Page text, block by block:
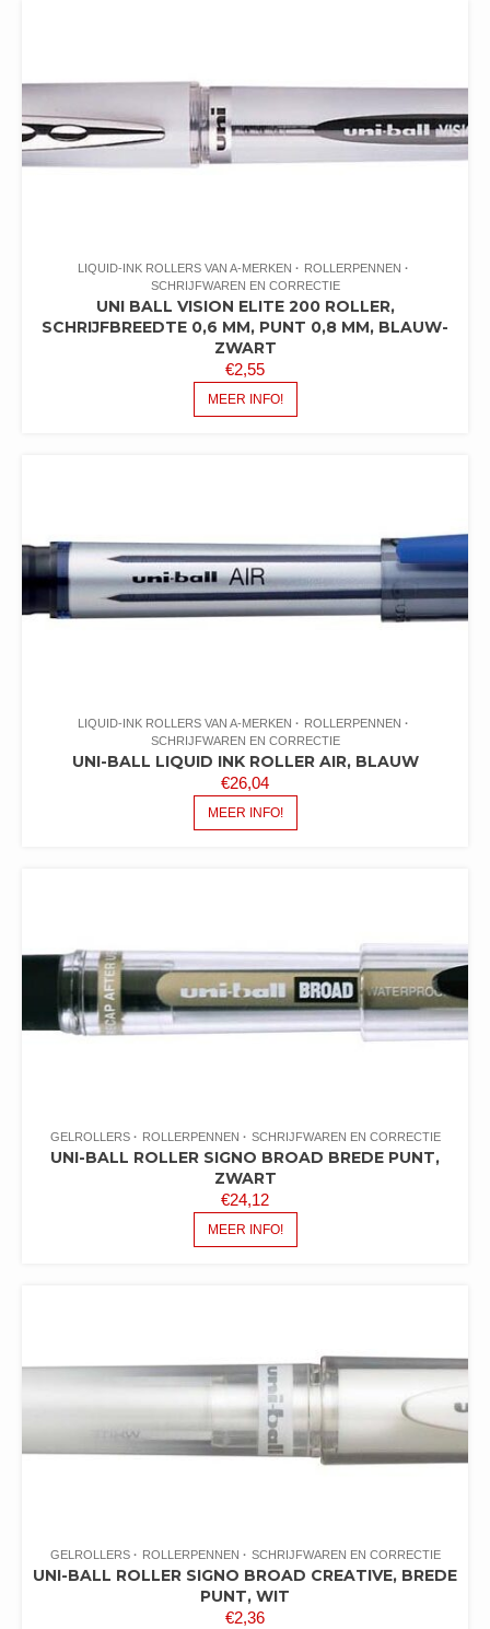
LIQUID-INK ROLLERS VAN A-MERKEN
ROLLERPENNEN
SCHRIJFWAREN EN CORRECTIE
UNI BALL VISION ELITE 200 ROLLER,
SCHRIJFBREEDTE 0,6 MM, PUNT 0,8 MM, BLAUW-
ZWART
€2,55
MEER INFO!
LIQUID-INK ROLLERS VAN A-MERKEN
ROLLERPENNEN
SCHRIJFWAREN EN CORRECTIE
UNI-BALL LIQUID INK ROLLER AIR, BLAUW
€26,04
MEER INFO!
GELROLLERS ROLLERPENNEN SCHRIJFWAREN EN CORRECTIE
UNI-BALL ROLLER SIGNO BROAD BREDE PUNT,
ZWART
€24,12
MEER INFO!
GELROLLERS ROLLERPENNEN SCHRIJFWAREN EN CORRECTIE
UNI-BALL ROLLER SIGNO BROAD CREATIVE, BREDE
PUNT, WIT
€2,36